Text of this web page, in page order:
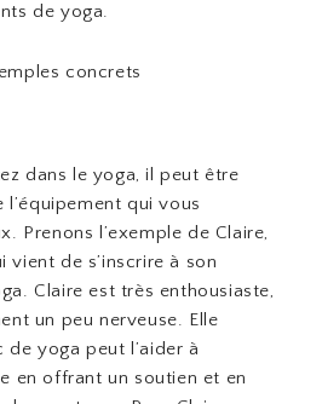
de yoga.
concrets
dans le yoga, il peut être
qui vous
Prenons l’exemple de Claire,
vient de s’inscrire à son
Claire est très enthousiaste,
un peu nerveuse. Elle
de yoga peut l’aider à
en offrant un soutien et en